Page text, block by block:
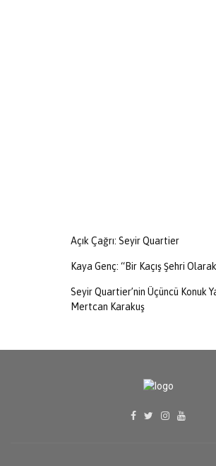
Açık Çağrı: Seyir Quartier
Kaya Genç: “Bir Kaçış Şehri
Seyir Quartier’nin Üçüncü Konuk
Mertcan Karakuş